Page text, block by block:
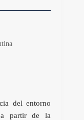
del entorno
a partir de la